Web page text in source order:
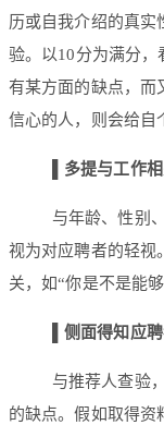
历或自我介绍的真实
验。以10分为满分
有某方面的缺点，而
信心的人，则会给自
多提与工作
与年龄、性别
视为对应聘者的轻视
关，如“你是不是能
▌侧面得知应
与推荐人查验
的缺点。假如取得资